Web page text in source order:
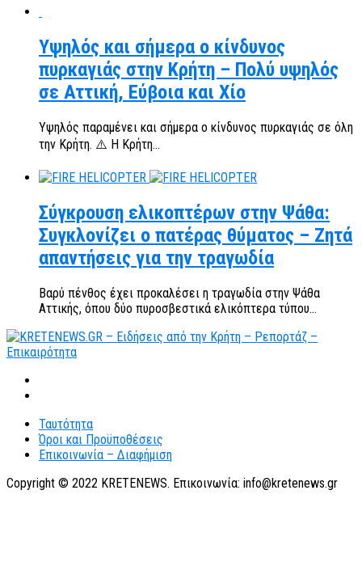
Υψηλός και σήμερα ο κίνδυνος
πυρκαγιάς στην Κρήτη – Πολύ υψηλός
σε Αττική, Εύβοια και Χίο
Υψηλός παραμένει και σήμερα ο κίνδυνος πυρκαγιάς σε όλη
την Κρήτη. ⚠️ Η Κρήτη...
Σύγκρουση ελικοπτέρων στην Ψάθα:
Συγκλονίζει ο πατέρας θύματος – Ζητά
απαντήσεις για την τραγωδία
Βαρύ πένθος έχει προκαλέσει η τραγωδία στην Ψάθα
Αττικής, όπου δύο πυροσβεστικά ελικόπτερα τύπου...
Ταυτότητα
Όροι και Προϋποθέσεις
Επικοινωνία – Διαφήμιση
Copyright © 2022 KRETENEWS. Επικοινωνία: info@kretenews.gr